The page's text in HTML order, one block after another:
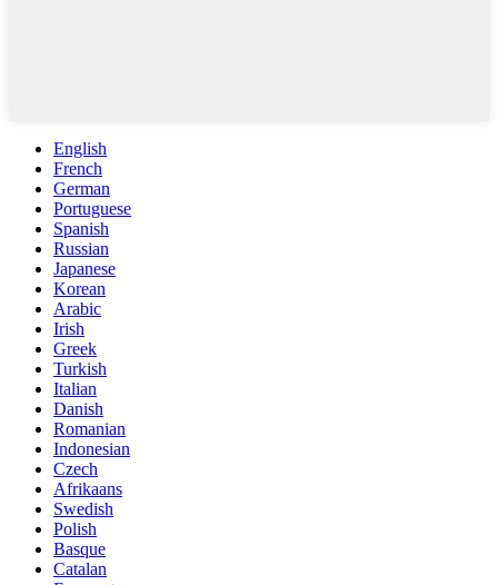
English
French
German
Portuguese
Spanish
Russian
Japanese
Korean
Arabic
Irish
Greek
Turkish
Italian
Danish
Romanian
Indonesian
Czech
Afrikaans
Swedish
Polish
Basque
Catalan